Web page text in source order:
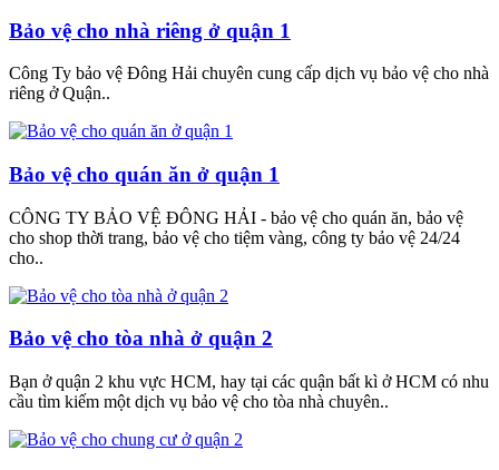
Bảo vệ cho nhà riêng ở quận 1
Công Ty bảo vệ Đông Hải chuyên cung cấp dịch vụ bảo vệ cho nhà
riêng ở Quận..
Bảo vệ cho quán ăn ở quận 1
CÔNG TY BẢO VỆ ĐÔNG HẢI - bảo vệ cho quán ăn, bảo vệ
cho shop thời trang, bảo vệ cho tiệm vàng, công ty bảo vệ 24/24
cho..
Bảo vệ cho tòa nhà ở quận 2
Bạn ở quận 2 khu vực HCM, hay tại các quận bất kì ở HCM có nhu
cầu tìm kiếm một dịch vụ bảo vệ cho tòa nhà chuyên..